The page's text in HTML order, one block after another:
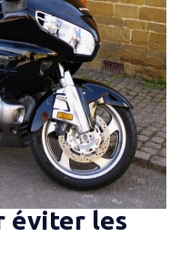
éviter les